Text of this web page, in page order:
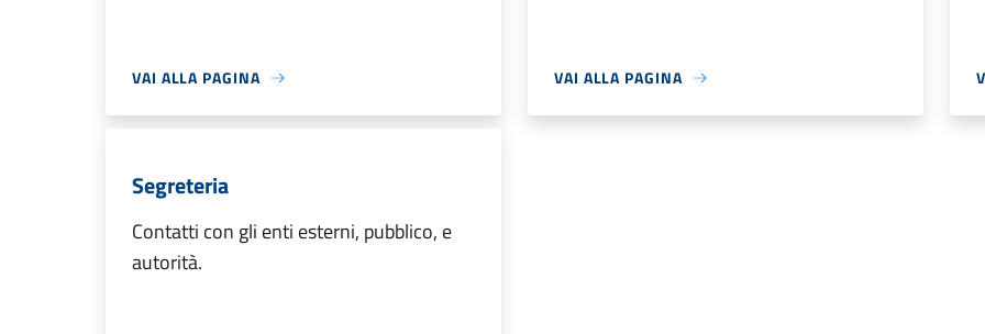
VAI ALLA PAGINA VAI ALLA PAGINA
Segreteria
Contatti con gli enti esterni, pubblico, e
autorità.